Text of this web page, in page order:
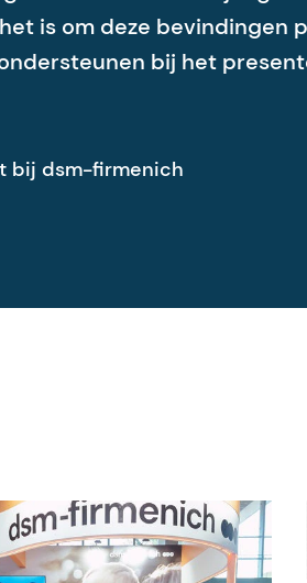
is om deze bevindingen
bij het
bij dsm-firmenich